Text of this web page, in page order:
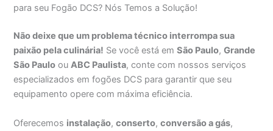
para seu Fogão DCS? Nós Temos a Solução!
Não deixe que um problema técnico interrompa sua
paixão pela culinária! Se você está emSão Paulo,Grande
São Paulo ouABC Paulista, conte com nossos serviços
especializados em fogões DCS para garantir que seu
equipamento opere com máxima eficiência.
Oferecemos instalação,conserto,conversão a gás,